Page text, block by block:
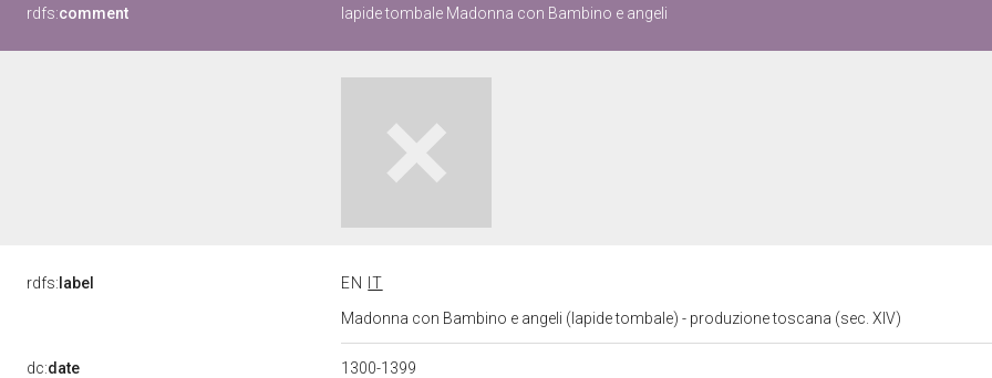
rdfs:comment lapide tombale Madonna con Bambino e angeli
rdfs: label EN
IT
Madonna con Bambino e angeli (lapide tombale) - produzione toscana (sec. XIV)
dc:date 1300-1399